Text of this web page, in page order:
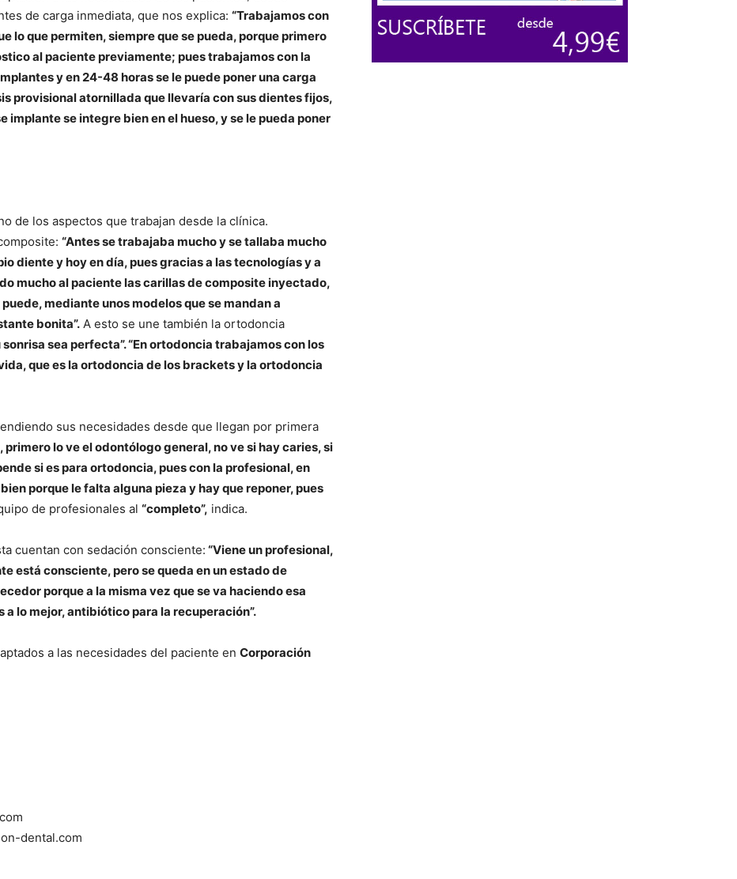
de carga inmediata, que nos explica: “Trabajamos con
lo que permiten, siempre que se pueda, porque primero
al paciente previamente; pues trabajamos con la
y en 24-48 horas se le puede poner una carga
provisional atornillada que llevaría con sus dientes fijos,
implante se integre bien en el hueso, y se le pueda poner
de los aspectos que trabajan desde la clínica.
“Antes se trabajaba mucho y se tallaba mucho
diente y hoy en día, pues gracias a las tecnologías y a
mucho al paciente las carillas de composite inyectado,
mediante unos modelos que se mandan a
bonita”. A esto se une también la ortodoncia
sea perfecta”. “En ortodoncia trabajamos con los
que es la ortodoncia de los brackets y la ortodoncia
sus necesidades desde que llegan por primera
primero lo ve el odontólogo general, no ve si hay caries, si
si es para ortodoncia, pues con la profesional, en
porque le falta alguna pieza y hay que reponer, pues
de profesionales al “completo”, indica.
cuentan con sedación consciente: “Viene un profesional,
está consciente, pero se queda en un estado de
porque a la misma vez que se va haciendo esa
lo mejor, antibiótico para la recuperación”.
a las necesidades del paciente en Corporación
dental.com